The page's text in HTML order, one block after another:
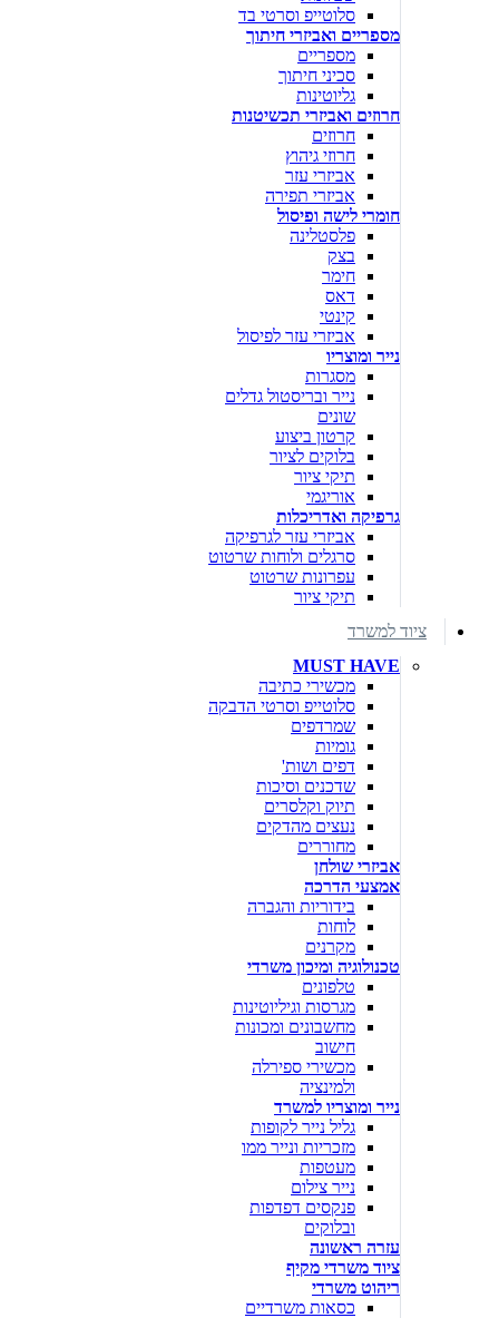
סלוטייפ וסרטי בד
מספריים ואביזרי חיתוך
מספריים
סכיני חיתוך
גליוטינות
חרוזים ואביזרי תכשיטנות
חרוזים
חרוזי גיהוץ
אביזרי עזר
אביזרי תפירה
חומרי לישה ופיסול
פלסטלינה
בצק
חימר
דאס
קינטי
אביזרי עזר לפיסול
נייר ומוצריו
מסגרות
נייר ובריסטול גדלים
שונים
קרטון ביצוע
בלוקים לציור
תיקי ציור
אוריגמי
גרפיקה ואדריכלות
אביזרי עזר לגרפיקה
סרגלים ולוחות שרטוט
עפרונות שרטוט
תיקי ציור
ציוד למשרד
MUST HAVE
מכשירי כתיבה
סלוטייפ וסרטי הדבקה
שמרדפים
גומיות
דפים ושות'
שדכנים וסיכות
תיוק וקלסרים
נעצים מהדקים
מחוררים
אביזרי שולחן
אמצעי הדרכה
בידוריות והגברה
לוחות
מקרנים
טכנולוגיה ומיכון משרדי
טלפונים
מגרסות וגיליוטינות
מחשבונים ומכונות
חישוב
מכשירי ספירלה
ולמינציה
נייר ומוצריו למשרד
גליל נייר לקופות
מזכריות ונייר ממו
מעטפות
נייר צילום
פנקסים דפדפות
ובלוקים
עזרה ראשונה
ציוד משרדי מקיף
ריהוט משרדי
כסאות משרדיים